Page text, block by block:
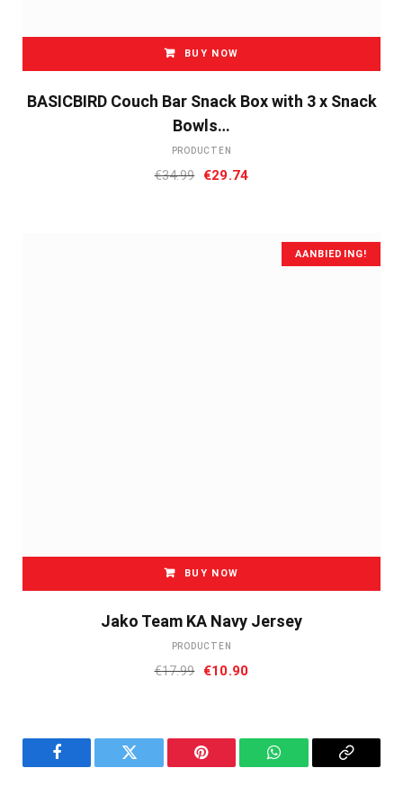
BUY NOW
BASICBIRD Couch Bar Snack Box with 3 x Snack
Bowls…
PRODUCTEN
€34.99 Oorspronkelijke
€29.74Huidige
€29.74.
AANBIEDING!
BUY NOW
Jako Team KA Navy Jersey
PRODUCTEN
€17.99 Oorspronkelijke
€17.99.
€10.90Huidige
€10.90.
Facebook Twitter Pinterest WhatsAppCopy